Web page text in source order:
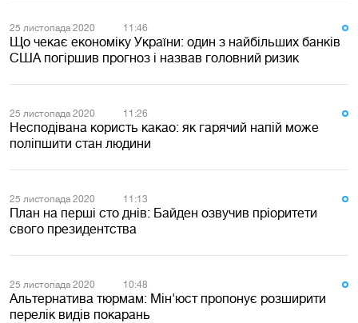
25 листопада 2020 11:46
Що чекає економіку України: один з найбільших банків
США погіршив прогноз і назвав головний ризик
25 листопада 2020 11:26
Несподівана користь какао: як гарячий напій може
поліпшити стан людини
25 листопада 2020 11:13
План на перші сто днів: Байден озвучив пріоритети
свого президентства
25 листопада 2020 10:48
Альтернатива тюрмам: Мін'юст пропонує розширити
перелік видів покарань